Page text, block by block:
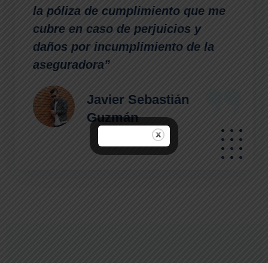
la póliza de cumplimiento que me
cubre en caso de perjuicios y
daños por incumplimiento de la
aseguradora”
Javier Sebastián
Guzmán